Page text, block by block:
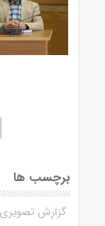
برچسب ها
گزارش تصویری